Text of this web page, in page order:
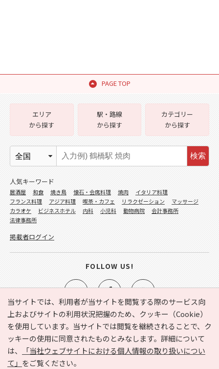
PAGE TOP
当サイトでは、利用者が当サイトを閲覧する際のサービス向
上およびサイトの利用状況把握のため、クッキー（Cookie）
を使用しています。当サイトでは閲覧を継続されることで、ク
ッキーの使用に同意されたものとみなします。詳細について
は、
「当社ウェブサイトにおける個人情報の取り扱いについ
て」 をご覧ください。
e-NAVITA（イーナビタ）とは？ お気に入り
ヘルプ
利用規約
個人情報の取り扱いについて
運営会社
サイトマップ
広告掲載に関するお問い合わせ
エリア
から探す
駅・路線
から探す
カテゴリー
から探す
検索
人気キーワード
居酒屋 和食 焼き鳥 懐石・会席料理 焼肉
イタリア料理
フランス料理
アジア料理 喫茶・カフェ リラクゼーション
マッサージ
カラオケ
ビジネスホテル 内科 小児科 動物病院
会計事務所
法律事務所
掲載者ログイン
FOLLOW US!